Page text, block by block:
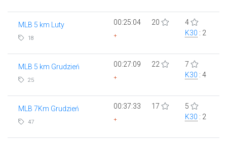
MLB 5 km Luty
18
00:25:04
+
20
4
K30 : 2
MLB 5 km Grudzień
25
00:27:09
+
22
7
K30 : 4
MLB 7Km Grudzień
47
00:37:33
+
17
5
K30 : 2